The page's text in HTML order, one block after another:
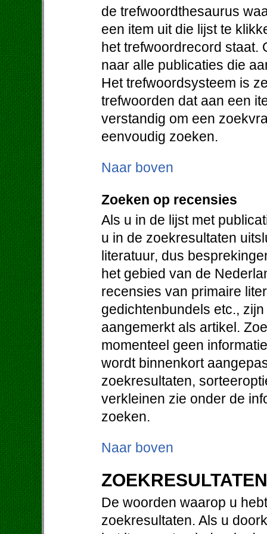
de trefwoordthesaurus
een item uit die lijst te
het trefwoordrecord staat.
naar alle publicaties die
Het trefwoordsysteem is
trefwoorden dat aan een
verstandig om een
eenvoudig zoeken.
Naar boven
Zoeken op recensies
Als u in de lijst met
u in de zoekresultaten
literatuur, dus
het gebied van de
recensies van primaire
gedichtenbundels etc.,
aangemerkt als artikel.
momenteel geen
wordt binnenkort
zoekresultaten,
verkleinen zie onder de
zoeken.
Naar boven
ZOEKRESULTATEN
De woorden waarop u
zoekresultaten. Als u